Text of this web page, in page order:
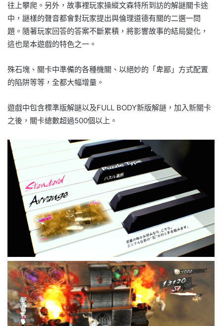
往上攀爬。另外，故事裡玩家操縱文森特所到訪的解謎關卡途
中，謎樣的聲音都會對玩家提出與倫理道德有關的二選一問
題。隨著玩家回答的答案不斷累積，將影響故事的結局變化，
這也是本遊戲的特色之一。
殊石塊、關卡中準備的各種機關、以絕妙的「卑鄙」方式配置
的陷阱等等，全都大幅增量。
遊戲中包含標準版解謎以及FULL BODY新版解謎，加入新關卡
之後，關卡總數超過500個以上。